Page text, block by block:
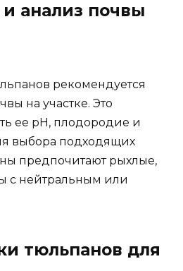
анализ почвы
рекомендуется
на участке. Это
ее pH, плодородие и
выбора подходящих
предпочитают рыхлые,
с нейтральным или
тюльпанов для